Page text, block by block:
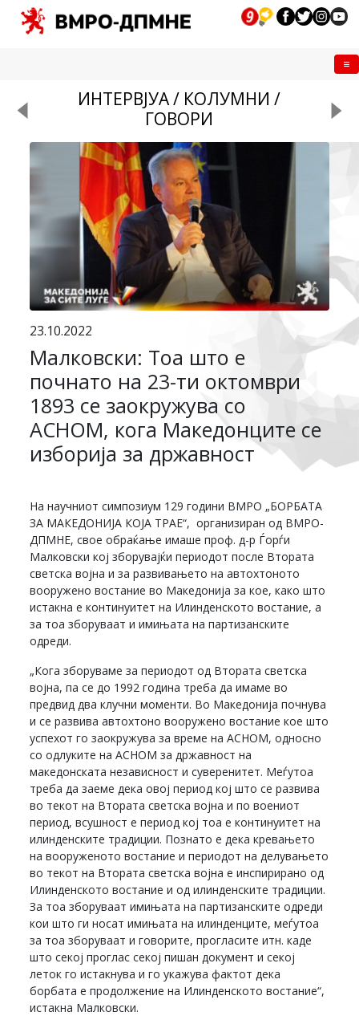
ИНТЕРВЈУА / КОЛУМНИ /
ГОВОРИ
23.10.2022
Малковски: Тоа што е
почнато на 23-ти октомври
1893 се заокружува со
АСНОМ, кога Македонците се
изборија за државност
На научниот симпозиум 129 години ВМРО „БОРБАТА
ЗА МАКЕДОНИЈА КОЈА ТРАЕ“, организиран од ВМРО-
ДПМНЕ, свое обраќање имаше проф. д-р Ѓорѓи
Малковски кој зборувајќи периодот после Втората
светска војна и за развивањето на автохтоното
вооружено востание во Македонија за кое, како што
истакна е континуитет на Илинденското востание, а
за тоа зборуваат и имињата на партизанските
одреди.
„Кога зборуваме за периодот од Втората светска
војна, па се до 1992 година треба да имаме во
предвид два клучни моменти. Во Македонија почнува
и се развива автохтоно вооружено востание кое што
успехот го заокружува за време на АСНОМ, односно
со одлуките на АСНОМ за државност на
македонската независност и суверенитет. Меѓутоа
треба да заеме дека овој период кој што се развива
во текот на Втората светска војна и по воениот
период, всушност е период кој тоа е континуитет на
илинденските традиции. Познато е дека кревањето
на вооруженото востание и периодот на делувањето
во текот на Втората светска војна е инспирирано од
Илинденското востание и од илинденските традиции.
За тоа зборуваат имињата на партизанските одреди
кои што ги носат имињата на илинденците, меѓутоа
за тоа зборуваат и говорите, прогласите итн. каде
што секој проглас секој пишан документ и секој
леток го истакнува и го укажува фактот дека
борбата е продолжение на Илинденското востание“,
истакна Малковски.